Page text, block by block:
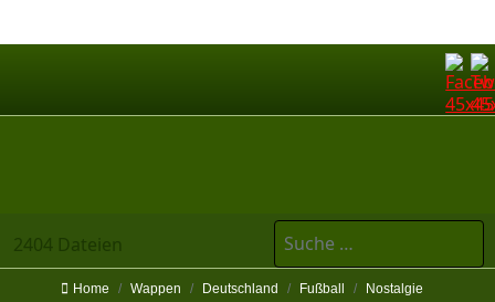
2404 Dateien
Suchen
Home Wappen Deutschland Fußball
Nostalgie